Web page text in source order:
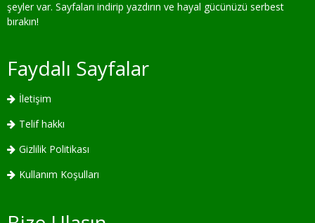
şeyler var. Sayfaları indirip yazdırın ve hayal gücünüzü serbest
bırakın!
Faydalı Sayfalar
İletişim
Telif hakkı
Gizlilik Politikası
Kullanım Koşulları